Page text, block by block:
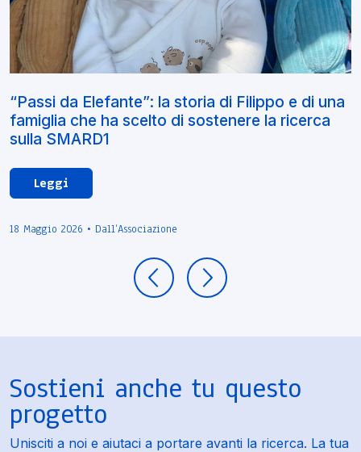
“Passi da Elefante”: la storia di Filippo e di una
famiglia che ha scelto di sostenere la ricerca
sulla SMARD1
Leggi
18 Maggio 2026 • Dall’Associazione
Sostieni anche tu questo
progetto
Unisciti a noi e aiutaci a portare avanti la ricerca. La tua